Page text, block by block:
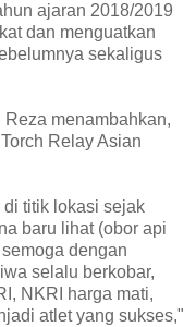
ajaran 2018/2019
dan menguatkan
sekaligus
menambahkan,
Relay Asian
titik lokasi sejak
baru lihat (obor api
dengan
selalu berkobar,
NKRI harga mati,
atlet yang sukses,"